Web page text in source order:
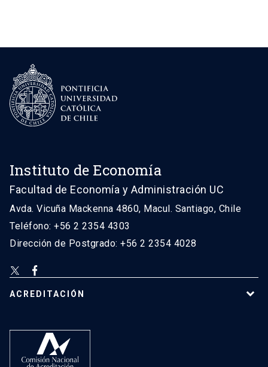
Instituto de Economía
Facultad de Economía y Administración UC
Avda. Vicuña Mackenna 4860, Macul. Santiago, Chile
Teléfono: +56 2 2354 4303
Dirección de Postgrado: +56 2 2354 4028
ACREDITACIÓN